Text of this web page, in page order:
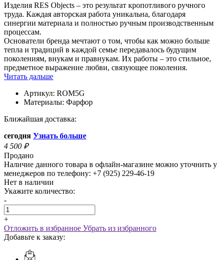
Изделия RES Objects – это результат кропотливого ручного
труда. Каждая авторская работа уникальна, благодаря
синергии материала и полностью ручным производственным
процессам.
Основатели бренда мечтают о том, чтобы как можно больше
тепла и традиций в каждой семье передавалось будущим
поколениям, внукам и правнукам. Их работы – это стильное,
предметное выражение любви, связующее поколения.
Читать дальше
Артикул: ROM5G
Материалы: Фарфор
Ближайшая доставка:
сегодня Узнать больше
4 500 ₽
Продано
Наличие данного товара в офлайн-магазине можно уточнить у
менеджеров по телефону: +7 (925) 229-46-19
Нет в наличии
Укажите количество:
-
+
Отложить в избранное Убрать из избранного
Добавьте к заказу: